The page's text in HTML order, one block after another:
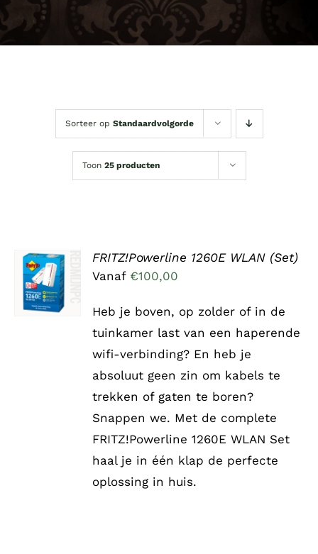
Sorteer op Standaardvolgorde
Toon 25 producten
OPTIES
SELECTEREN
DIT
PRODUCT
MEERDERE
VARIATIES.
PRODUCTPAGINA
/
DETAILS
FRITZ!Powerline 1260E WLAN (Set)
Vanaf €100,00
Heb je boven, op zolder of in de
tuinkamer last van een haperende
wifi-verbinding? En heb je
absoluut geen zin om kabels te
trekken of gaten te boren?
Snappen we. Met de complete
FRITZ!Powerline 1260E WLAN Set
haal je in één klap de perfecte
oplossing in huis.